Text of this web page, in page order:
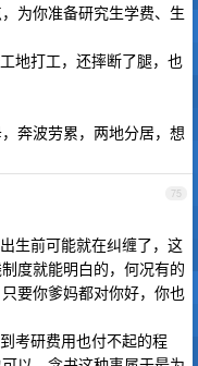
为你准备研究生学费、生
地打工，还摔断了腿，也
奔波劳累，两地分居，想
75
生前可能就在纠缠了，这
度就能明白的，何况有的
要你爹妈都对你好，你也
考研费用也付不起的程